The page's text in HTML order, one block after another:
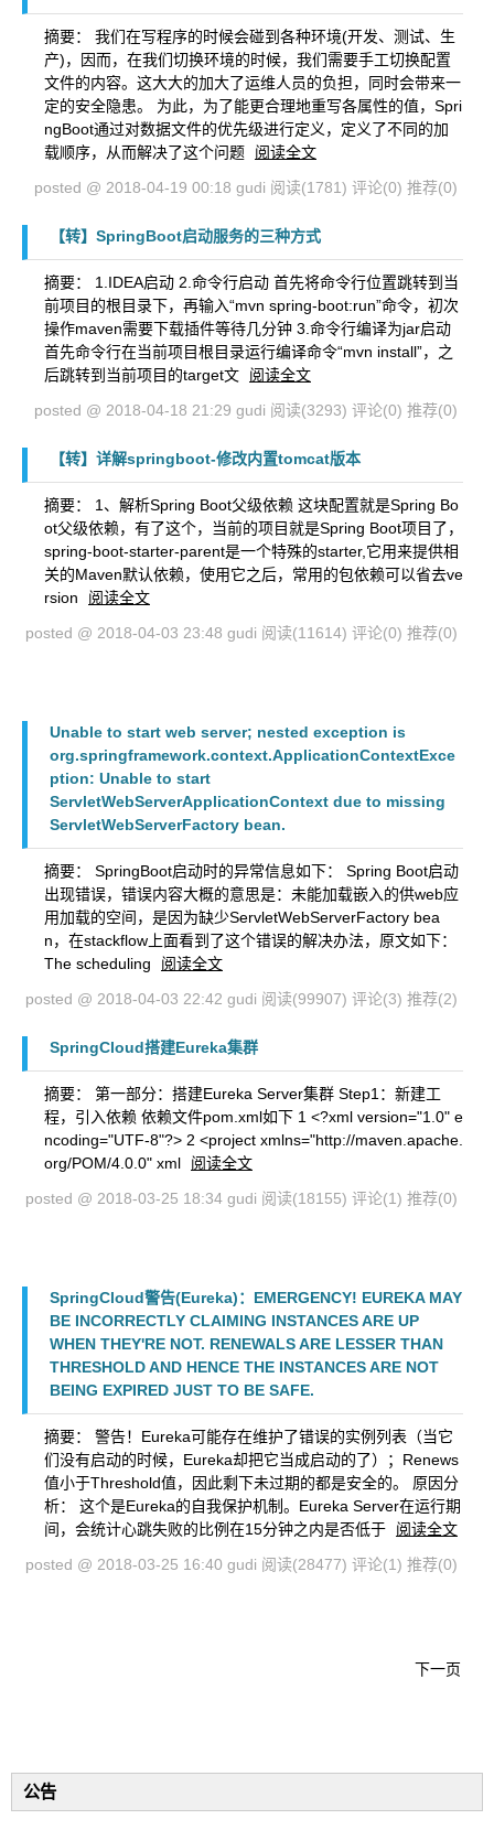
摘要： 我们在写程序的时候会碰到各种环境(开发、测试、生
产)，因而，在我们切换环境的时候，我们需要手工切换配置
文件的内容。这大大的加大了运维人员的负担，同时会带来一
定的安全隐患。 为此，为了能更合理地重写各属性的值，Spri
ngBoot通过对数据文件的优先级进行定义，定义了不同的加
载顺序，从而解决了这个问题
阅读全文
posted @ 2018-04-19 00:18 gudi 阅读(1781) 评论(0) 推荐(0)
【转】SpringBoot启动服务的三种方式
摘要： 1.IDEA启动 2.命令行启动 首先将命令行位置跳转到当
前项目的根目录下，再输入“mvn spring-boot:run”命令，初次
操作maven需要下载插件等待几分钟 3.命令行编译为jar启动
首先命令行在当前项目根目录运行编译命令“mvn install”，之
后跳转到当前项目的target文
阅读全文
posted @ 2018-04-18 21:29 gudi 阅读(3293) 评论(0) 推荐(0)
【转】详解springboot-修改内置tomcat版本
摘要： 1、解析Spring Boot父级依赖 这块配置就是Spring Bo
ot父级依赖，有了这个，当前的项目就是Spring Boot项目了，
spring-boot-starter-parent是一个特殊的starter,它用来提供相
关的Maven默认依赖，使用它之后，常用的包依赖可以省去ve
rsion
阅读全文
posted @ 2018-04-03 23:48 gudi 阅读(11614) 评论(0) 推荐(0)
Unable to start web server; nested exception is
org.springframework.context.ApplicationContextExce
ption: Unable to start
ServletWebServerApplicationContext due to missing
ServletWebServerFactory bean.
摘要： SpringBoot启动时的异常信息如下： Spring Boot启动
出现错误，错误内容大概的意思是：未能加载嵌入的供web应
用加载的空间，是因为缺少ServletWebServerFactory bea
n，在stackflow上面看到了这个错误的解决办法，原文如下：
The scheduling
阅读全文
posted @ 2018-04-03 22:42 gudi 阅读(99907) 评论(3) 推荐(2)
SpringCloud搭建Eureka集群
摘要： 第一部分：搭建Eureka Server集群 Step1：新建工
程，引入依赖 依赖文件pom.xml如下 1 <?xml version="1.0" e
ncoding="UTF-8"?> 2 <project xmlns="http://maven.apache.
org/POM/4.0.0" xml
阅读全文
posted @ 2018-03-25 18:34 gudi 阅读(18155) 评论(1) 推荐(0)
SpringCloud警告(Eureka)：EMERGENCY! EUREKA MAY
BE INCORRECTLY CLAIMING INSTANCES ARE UP
WHEN THEY'RE NOT. RENEWALS ARE LESSER THAN
THRESHOLD AND HENCE THE INSTANCES ARE NOT
BEING EXPIRED JUST TO BE SAFE.
摘要： 警告！Eureka可能存在维护了错误的实例列表（当它
们没有启动的时候，Eureka却把它当成启动的了）；Renews
值小于Threshold值，因此剩下未过期的都是安全的。 原因分
析： 这个是Eureka的自我保护机制。Eureka Server在运行期
间，会统计心跳失败的比例在15分钟之内是否低于
阅读全文
posted @ 2018-03-25 16:40 gudi 阅读(28477) 评论(1) 推荐(0)
下一页
公告